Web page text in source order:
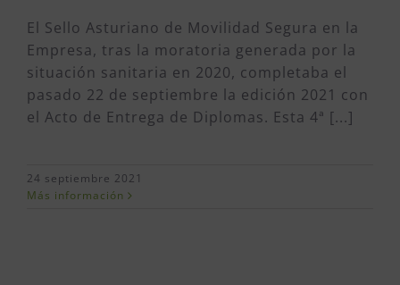
El Sello Asturiano de Movilidad Segura en la
Empresa, tras la moratoria generada por la
situación sanitaria en 2020, completaba el
pasado 22 de septiembre la edición 2021 con
el Acto de Entrega de Diplomas. Esta 4ª [...]
24 septiembre 2021
Más información